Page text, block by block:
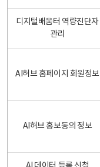
디지털배움터 역량진단자
관리
AI허브 홈페이지 회원정보
AI허브 홍보동의 정보